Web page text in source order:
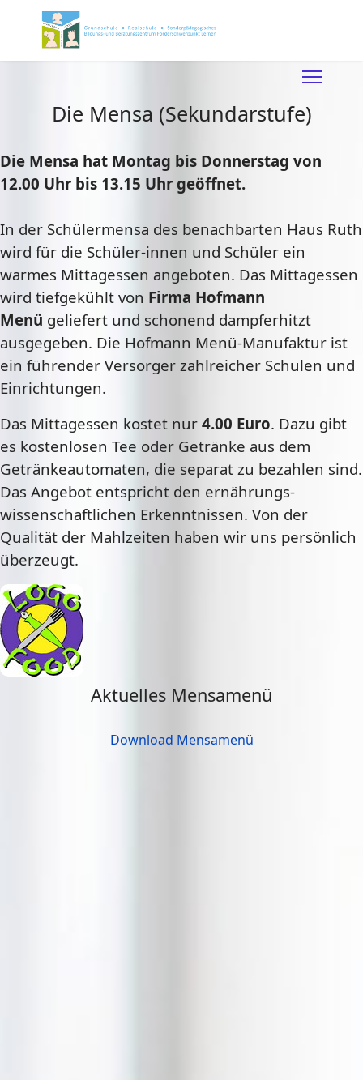
Die Mensa (Sekundarstufe)
Die Mensa hat Montag bis Donnerstag von
12.00 Uhr bis 13.15 Uhr geöffnet.
In der Schülermensa des benachbarten Haus Ruth
wird für die Schüler-innen und Schüler ein
warmes Mittagessen angeboten. Das Mittagessen
wird tiefgekühlt von Firma Hofmann
Menü geliefert und schonend dampferhitzt
ausgegeben. Die Hofmann Menü-Manufaktur ist
ein führender Versorger zahlreicher Schulen und
Einrichtungen.
Das Mittagessen kostet nur 4.00 Euro. Dazu gibt
es kostenlosen Tee oder Getränke aus dem
Getränkeautomaten, die separat zu bezahlen sind.
Das Angebot entspricht den ernährungs-
wissenschaftlichen Erkenntnissen. Von der
Qualität der Mahlzeiten haben wir uns persönlich
überzeugt.
Aktuelles Mensamenü
Download Mensamenü